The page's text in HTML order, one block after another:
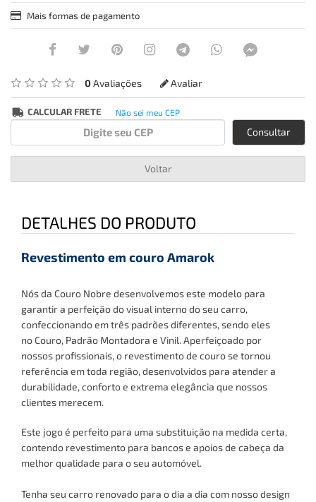
Mais formas de pagamento
0Avaliações Avaliar
CALCULAR FRETE Não sei meu CEP
Consultar
Voltar
DETALHES DO PRODUTO
Revestimento em couro Amarok
Nós da Couro Nobre desenvolvemos este modelo para
garantir a perfeição do visual interno do seu carro,
confeccionando em três padrões diferentes, sendo eles
no Couro, Padrão Montadora e Vinil. Aperfeiçoado por
nossos profissionais, o revestimento de couro se tornou
referência em toda região, desenvolvidos para atender a
durabilidade, conforto e extrema elegância que nossos
clientes merecem.
Este jogo é perfeito para uma substituição na medida certa,
contendo revestimento para bancose apoios de cabeça da
melhor qualidade para o seu automóvel.
Tenha seu carro renovado para o dia a dia com nosso design